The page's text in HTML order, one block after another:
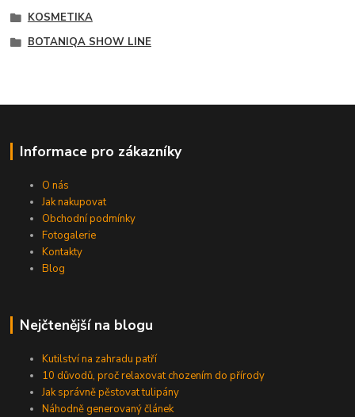
KOSMETIKA
BOTANIQA SHOW LINE
Informace pro zákazníky
O nás
Jak nakupovat
Obchodní podmínky
Fotogalerie
Kontakty
Blog
Nejčtenější na blogu
Kutilství na zahradu patří
10 důvodů, proč relaxovat chozením do přírody
Jak správně pěstovat tulipány
Náhodně generovaný článek